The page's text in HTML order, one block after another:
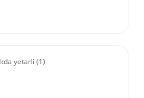
yetarli (1)